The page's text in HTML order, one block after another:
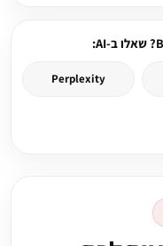
Perplexity